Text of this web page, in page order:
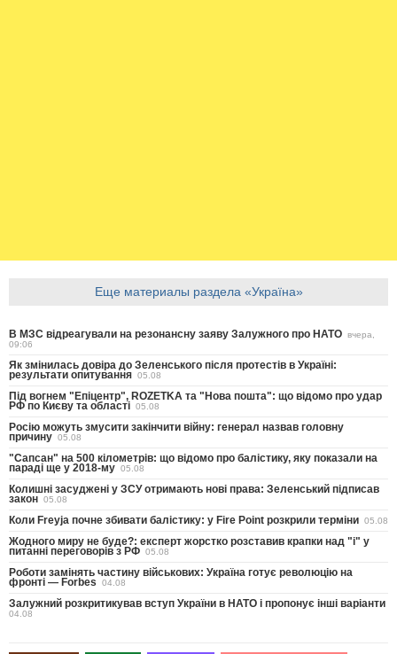
Еще материалы раздела «Україна»
В МЗС відреагували на резонансну заяву Залужного про НАТО вчера,
09:06
Як змінилась довіра до Зеленського після протестів в Україні:
результати опитування 05.08
Під вогнем "Епіцентр", ROZETKA та "Нова пошта": що відомо про удар
РФ по Києву та області 05.08
Росію можуть змусити закінчити війну: генерал назвав головну
причину 05.08
"Сапсан" на 500 кілометрів: що відомо про балістику, яку показали на
параді ще у 2018-му 05.08
Колишні засуджені у ЗСУ отримають нові права: Зеленський підписав
закон 05.08
Коли Freyja почне збивати балістику: у Fire Point розкрили терміни 05.08
Жодного миру не буде?: експерт жорстко розставив крапки над "і" у
питанні переговорів з РФ 05.08
Роботи замінять частину військових: Україна готує революцію на
фронті — Forbes 04.08
Залужний розкритикував вступ України в НАТО і пропонує інші варіанти
04.08